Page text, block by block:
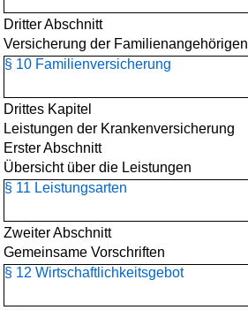
Dritter Abschnitt
Versicherung der Familienangehörigen
§ 10 Familienversicherung
Drittes Kapitel
Leistungen der Krankenversicherung
Erster Abschnitt
Übersicht über die Leistungen
§ 11 Leistungsarten
Zweiter Abschnitt
Gemeinsame Vorschriften
§ 12 Wirtschaftlichkeitsgebot